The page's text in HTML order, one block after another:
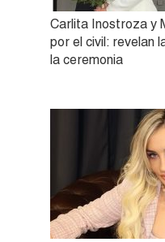
Carlita Inostroza y
por el civil: revelan
la ceremonia